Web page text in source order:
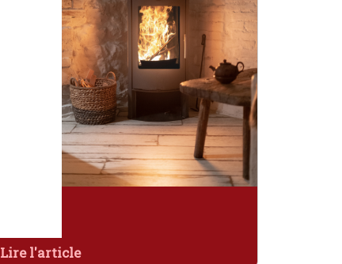
Lire l'article